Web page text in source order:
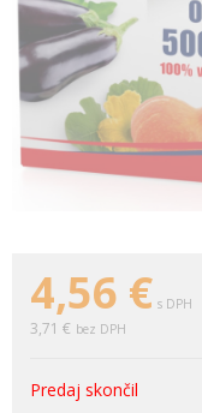
4,56 € s DPH
3,71 € bez DPH
Predaj skončil